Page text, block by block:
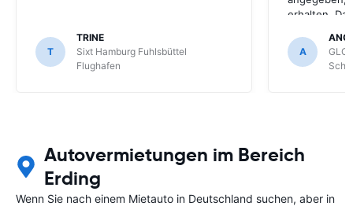
T
TRINE
Sixt Hamburg Fuhlsbüttel
Flughafen
erhalten.
optimal,
Schönefeld
A
Autovermietungen im Bereich
Erding
Wenn Sie nach einem Mietauto in Deutschland suchen, aber in